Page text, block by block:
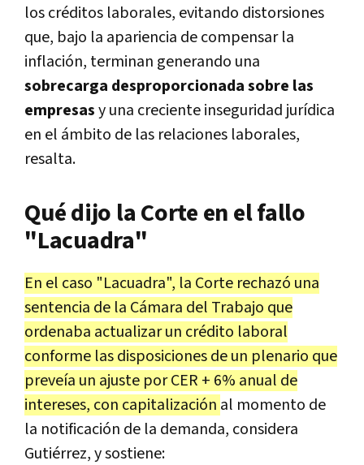
los créditos laborales, evitando distorsiones
que, bajo la apariencia de compensar la
inflación, terminan generando una
sobrecarga desproporcionada sobre las
empresasy una creciente inseguridad jurídica
en el ámbito de las relaciones laborales,
resalta.
Qué dijo la Corte en el fallo
"Lacuadra"
En el caso "Lacuadra", la Corte rechazó una
sentencia de la Cámara del Trabajo que
ordenaba actualizar un crédito laboral
conforme las disposiciones de un plenario que
preveía un ajuste por CER + 6% anual de
intereses, con capitalización al momento de
la notificación de la demanda, considera
Gutiérrez, y sostiene: